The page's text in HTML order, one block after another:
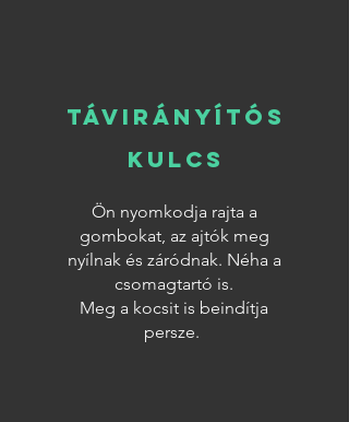
távirányítós
KULCS
Ön nyomkodja rajta a
gombokat, az ajtók meg
nyílnak és záródnak. Néha a
csomagtartó is.
Meg a kocsit is beindítja
persze.